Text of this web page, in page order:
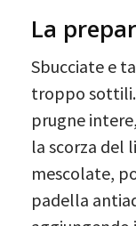
La
Sbucciate e
troppo
prugne
la scorza del
mescolate,
padella